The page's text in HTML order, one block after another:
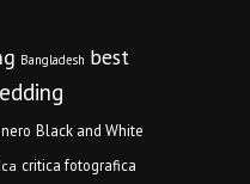
Bangladesh best
Black and White
critica fotografica